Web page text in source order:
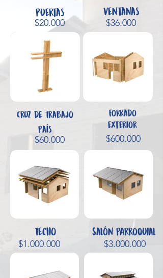
Puertas Ventanas
Cruz de Trabajo
País
Forrado
exterior
$20.000 $36.000
$60.000 $600.000
Techo Salón PArroquial
$1.000.000 $3.000.000